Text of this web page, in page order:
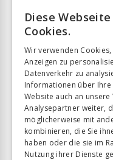
Diese
Cookies.
Wir verwenden
Anzeigen zu
Datenverkehr zu
Informationen über Ihre
Website auch an unsere
Analysepartner weiter,
möglicherweise mit
kombinieren, die Sie
haben oder die sie im
Nutzung ihrer Dienste